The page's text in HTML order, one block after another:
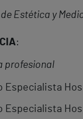
Estética y
:
profesional
Especialista
Especialista